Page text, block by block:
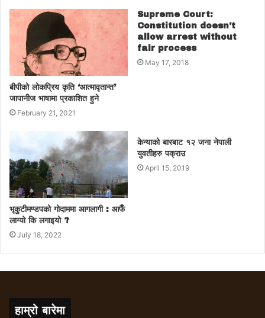
बीपीको लोकप्रिय कृति ‘आत्मावृतान्त’
जापानीज भाषामा प्रकाशित हुने
February 21, 2021
Supreme Court:
Constitution doesn’t
allow arrest without
fair process
May 17, 2018
भृकुटीमण्डपको गोदाममा आगलागी : आफैँ
लाग्यो कि लगाइयो ?
July 18, 2022
केन्याको बारबाट १२ जना नेपाली
युवतीहरु पक्राउ
April 15, 2019
हाम्रो बारेमा